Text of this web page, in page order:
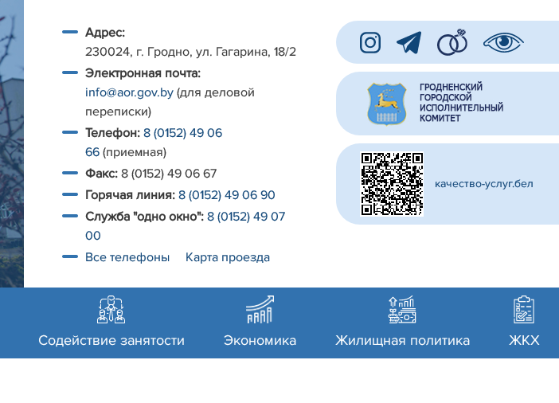
Адрес:
230024, г. Гродно, ул. Гагарина, 18/2
Электронная почта:
info@aor.gov.by (для деловой
переписки)
Телефон: 8 (0152) 49 06
66 (приемная)
Факс: 8 (0152) 49 06 67
Горячая линия: 8 (0152) 49 06 90
Служба "одно окно": 8 (0152) 49 07
00
Все телефоны
Карта проезда
качество-услуг.бел
Содействие занятости Экономика Жилищная политика ЖКХ